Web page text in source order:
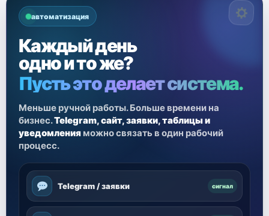
автоматизация
Каждый день
одно и то же?
Пусть это делает система.
Меньше ручной работы. Больше времени на
бизнес.Telegram, сайт, заявки, таблицы и
уведомления можно связать в один рабочий
процесс.
Telegram / заявки сигнал